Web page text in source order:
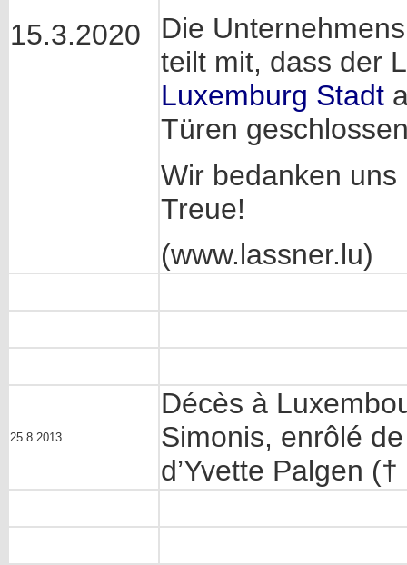
15.3.2020
Die
teilt mit, dass der
Luxemburg Stadt
Türen
Wir bedanken
Treue!
(www.lassner.lu)
25.8.2013
Décès à
Simonis, enrôlé
d’Yvette Palgen